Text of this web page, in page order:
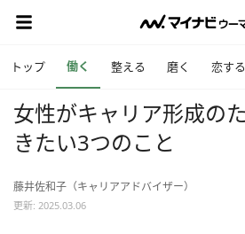
トップ 働く 整える 磨く 恋する
女性がキャリア形成の
きたい3つのこと
藤井佐和子（キャリアアドバイザー）
更新: 2025.03.06